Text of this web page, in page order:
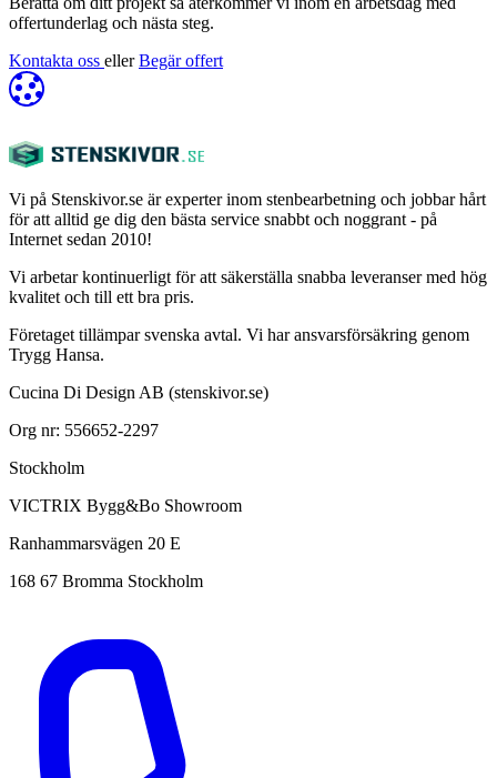
offertunderlag och nästa steg.
Kontakta oss eller Begär offert
Vi på Stenskivor.se är experter inom stenbearbetning och jobbar hårt
för att alltid ge dig den bästa service snabbt och noggrant - på
Internet sedan 2010!
Vi arbetar kontinuerligt för att säkerställa snabba leveranser med hög
kvalitet och till ett bra pris.
Företaget tillämpar svenska avtal. Vi har ansvarsförsäkring genom
Trygg Hansa.
Cucina Di Design AB (stenskivor.se)
Org nr: 556652-2297
Stockholm
VICTRIX Bygg&Bo Showroom
Ranhammarsvägen 20 E
168 67 Bromma Stockholm